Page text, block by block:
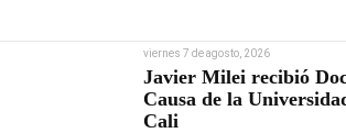
viernes 7 de agosto, 2026
Javier Milei recibió
Causa de la
Cali